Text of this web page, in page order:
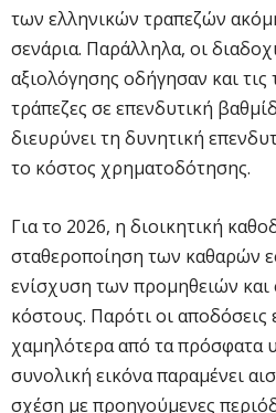
των ελληνικών τραπεζών
σενάρια. Παράλληλα, οι
αξιολόγησης οδήγησαν και τις
τράπεζες σε επενδυτική
διευρύνει τη δυνητική
το κόστος χρηματοδότησης.
Για το 2026, η διοικητική
σταθεροποίηση των καθαρών
ενίσχυση των προμηθειών
κόστους. Παρότι οι αποδόσεις
χαμηλότερα από τα πρόσφατα
συνολική εικόνα παραμένει
σχέση με προηγούμενες